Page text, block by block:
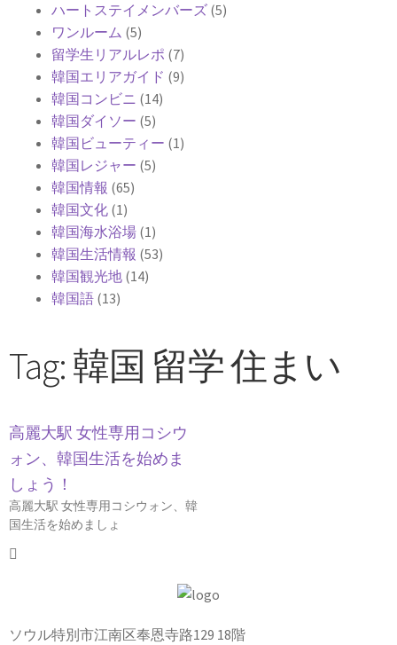
ハートステイメンバーズ (5)
ワンルーム (5)
留学生リアルレポ (7)
韓国エリアガイド (9)
韓国コンビニ (14)
韓国ダイソー (5)
韓国ビューティー (1)
韓国レジャー (5)
韓国情報 (65)
韓国文化 (1)
韓国海水浴場 (1)
韓国生活情報 (53)
韓国観光地 (14)
韓国語 (13)
Tag: 韓国 留学 住まい
高麗大駅 女性専用コシウ
ォン、韓国生活を始めま
しょう！
高麗大駅 女性専用コシウォン、韓
国生活を始めましょ
ソウル特別市江南区奉恩寺路129 18階